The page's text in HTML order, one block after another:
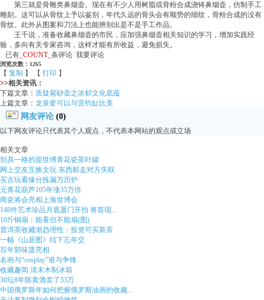
第三就是骨雕类鼻烟壶。现在有不少人用树脂或骨粉合成浇铸鼻烟壶，仿制手工
雕刻。这可以从骨纹上予以鉴别，年代久远的骨头会有顺势的细纹，骨粉合成的没有
骨纹。此外从图案和刀法上也能辨别出是不是手工作品。
王千说，准备收藏鼻烟壶的市民，应加强鼻烟壶相关知识的学习，增加实践经
验，多向有关专家咨询，这样才能有所收益，避免损失。
已有 _COUNT_ 条评论 我要评论
浏览次数：1265
【 复制 】 【 打印 】
>>相关资讯：
下篇文章： 质疑紫砂壶之浓郁文化底蕴
上篇文章： 龙泉奁可以与宜钧缸比美
网友评论 (0)
以下网友评论只代表其个人观点，不代表本网站的观点或立场
相关文章
别具一格的迎世博青花瓷茶叶罐
网上交友互换文玩 东西邮走对方失联
买古玩看缘分拣漏万历炉
元青花葫芦105年涨35万倍
商瓷将会亮相上海世博会
148件艺术珍品月底厦门开拍 将首现...
10斤铜扇：能看但不能扇(图)
普洱茶收藏渐趋理性：投资可买新茶
一幅《山居图》结下忘年交
百年郭味蕖亮相
名画与“cosplay”谁与争锋
收藏趣闻 清末木制冰箱
30坛8年陈黄酒卖了33万
中国俄罗斯年如何把握俄罗斯油画的收藏...